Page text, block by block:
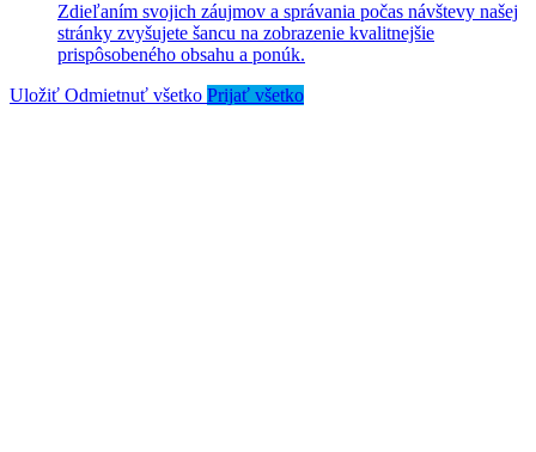
Zdieľaním svojich záujmov a správania počas návštevy našej
stránky zvyšujete šancu na zobrazenie kvalitnejšie
prispôsobeného obsahu a ponúk.
Uložiť Odmietnuť všetko Prijať všetko